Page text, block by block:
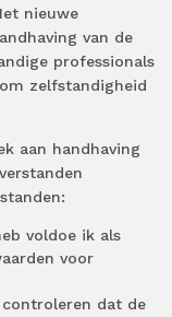
nieuwe
van de
professionals
zelfstandigheid
aan handhaving
voldoe ik als
voor
dat de